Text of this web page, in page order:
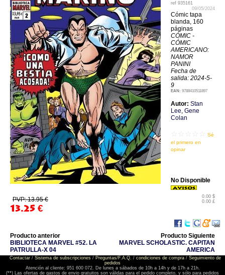
ref 935161
09/05/2024
Cómic tapa
blanda, 160
páginas
CÓMIC -
CÓMIC
AMERICANO:
NAMOR
PANINI
Fecha de
salida: 2024-5-
9
EAN: 9788410511897
Autor: Stan
Lee, Gene
Colan
Sé
el primero en
opinar
PVP: 13.95 €
13.25 €
0.00 $
0.00 £
No Disponible
Producto anterior
BIBLIOTECA MARVEL #52. LA
PATRULLA-X 04
Producto Siguiente
MARVEL SCHOLASTIC. CAPITAN
AMERICA
Contactar/ Sistema de subscripciones/ Preguntas/F.A.Q. / condiciones de compra/ Seguimiento de
pedidos
Atención al cliente: 951 600 072. De lunes a sábados de 10h a 14h y de 17h a 21h.
(**) Las ofertas de gastos de envio gratuitos son válidas para el pedido completo, y sólo para pedidos